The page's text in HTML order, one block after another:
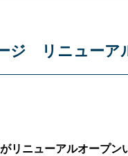
ジ リニューア
リニューアルオープン